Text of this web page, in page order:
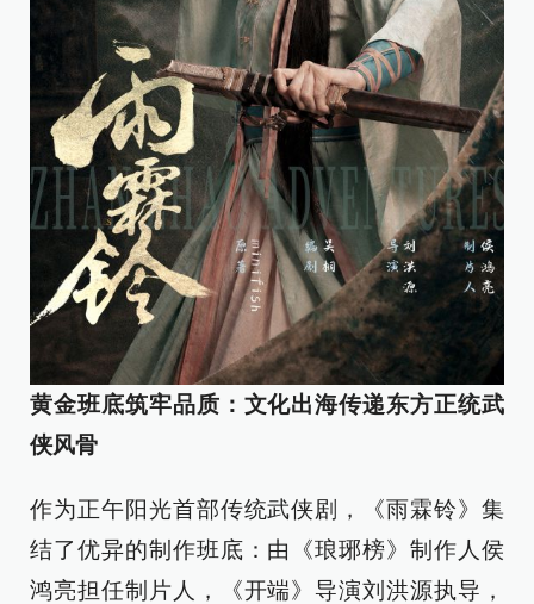
黄金班底筑牢品质：文化出海传递东方正统武
侠风骨
作为正午阳光首部传统武侠剧，《雨霖铃》集
结了优异的制作班底：由《琅琊榜》制作人侯
鸿亮担任制片人，《开端》导演刘洪源执导，